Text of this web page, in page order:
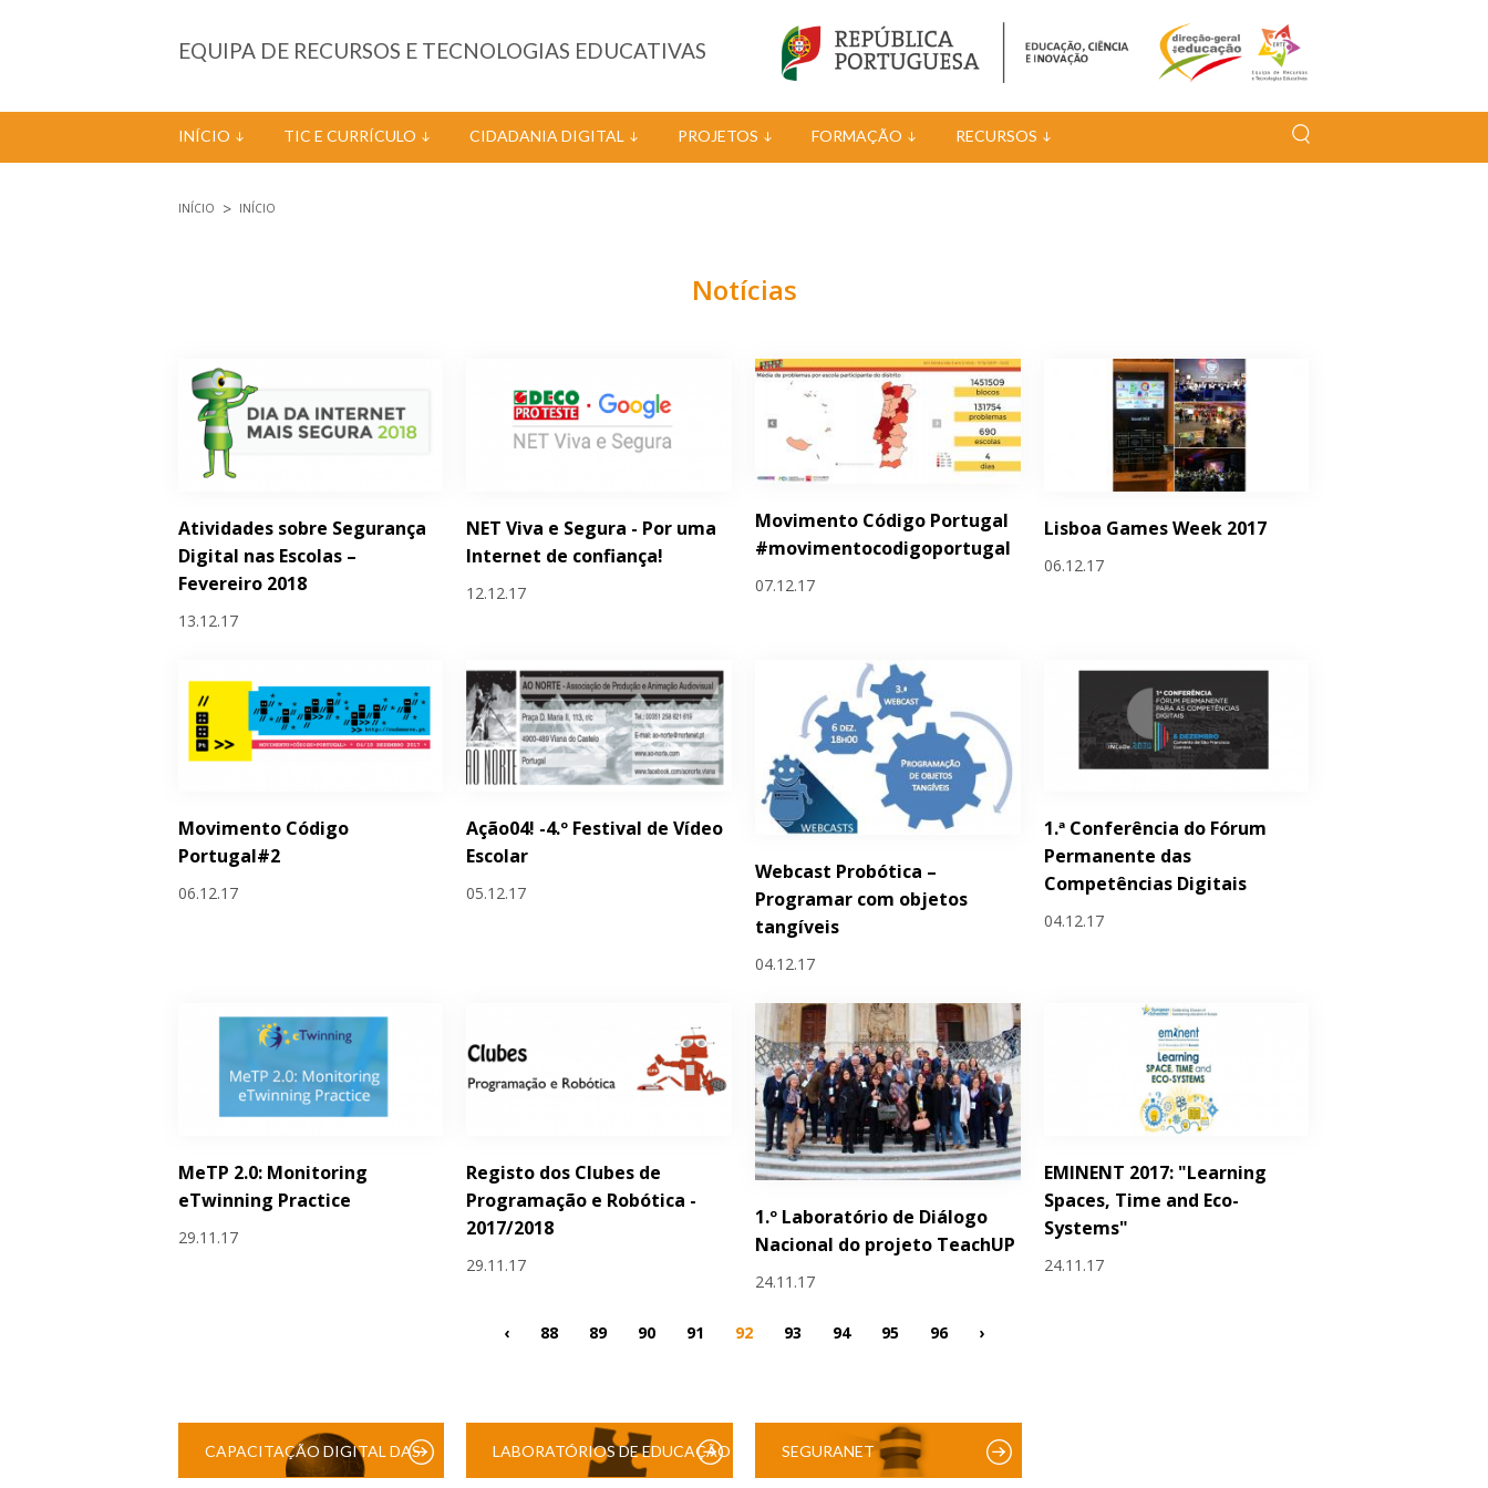
EQUIPA DE RECURSOS E TECNOLOGIAS EDUCATIVAS
INÍCIO TIC E CURRÍCULO CIDADANIA DIGITAL PROJETOS FORMAÇÃO RECURSOS
INÍCIO INÍCIO
Notícias
Atividades sobre Segurança
Digital nas Escolas –
Fevereiro 2018
13.12.17
NET Viva e Segura - Por uma
Internet de confiança!
12.12.17
Movimento Código Portugal
#movimentocodigoportugal
07.12.17
Lisboa Games Week 2017
06.12.17
Movimento Código
Portugal#2
06.12.17
Ação04! -4.º Festival de Vídeo
Escolar
05.12.17
Webcast Probótica –
Programar com objetos
tangíveis
04.12.17
1.ª Conferência do Fórum
Permanente das
Competências Digitais
04.12.17
MeTP 2.0: Monitoring
eTwinning Practice
29.11.17
Registo dos Clubes de
Programação e Robótica -
2017/2018
29.11.17
1.º Laboratório de Diálogo
Nacional do projeto TeachUP
24.11.17
EMINENT 2017: "Learning
Spaces, Time and Eco-
Systems"
24.11.17
Páginas
‹ 88 89 90 91 92 93 94 95 96 ›
CAPACITAÇÃO DIGITAL DAS LABORATÓRIOS DE EDUCAÇÃO SEGURANET